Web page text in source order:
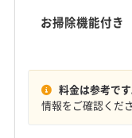
もっと見る
06:00〜21:00
定休日
お掃除機能付き
料金は参考です
情報をご確認くださ